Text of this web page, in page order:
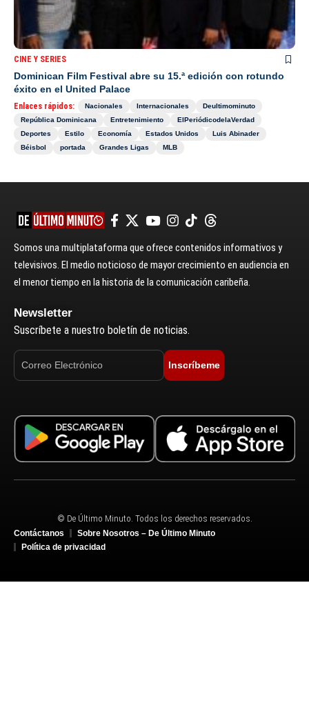
CINE Y SERIES
Dominican Film Festival abre su 15.ª edición con rotundo
éxito en el United Palace
Enlaces rápidos: Nacionales Internacionales
Deultimominuto
República Dominicana
Entretenimiento
ElPeriódicodelaVerdad
Deportes
Estilo Economía Estados Unidos
Luis Abinader
Béisbol
portada Grandes Ligas MLB
Somos una multiplataforma que ofrece contenidos informativos y
televisivos. El medio noticioso de mayor crecimiento en audiencia en
el menor tiempo en la historia de la comunicación caribeña.
Newsletter
Suscríbete a nuestro boletín de noticias.
Inscríbeme
© De Último Minuto. Todos los derechos reservados.
Contáctanos
Sobre Nosotros – De Último Minuto
Política de privacidad